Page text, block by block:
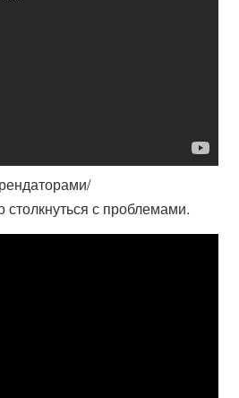
столкнуться с проблемами.